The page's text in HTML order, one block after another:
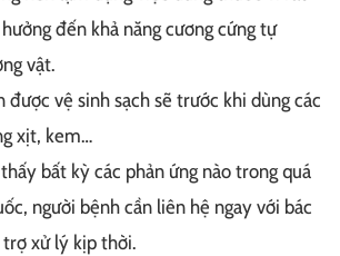
đến khả năng cương cứng tự
vật.
được vệ sinh sạch sẽ trước khi dùng các
xịt, kem…
bất kỳ các phản ứng nào trong quá
người bệnh cần liên hệ ngay với bác
xử lý kịp thời.